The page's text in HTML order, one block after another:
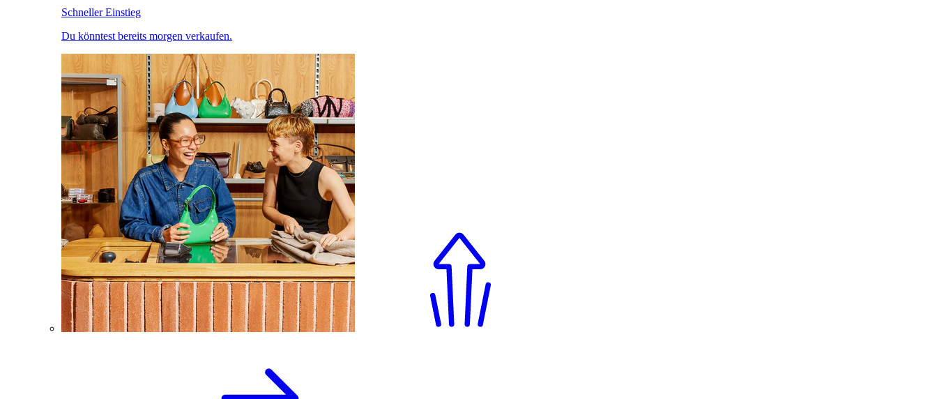
Schneller Einstieg
Du könntest bereits morgen verkaufen.